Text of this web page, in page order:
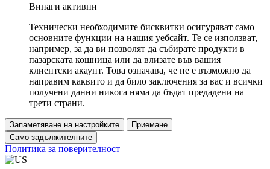
Винаги активни
Технически необходимите бисквитки осигуряват само
основните функции на нашия уебсайт. Те се използват,
например, за да ви позволят да събирате продукти в
пазарската кошница или да влизате във вашия
клиентски акаунт. Това означава, че не е възможно да
направим каквито и да било заключения за вас и всички
получени данни никога няма да бъдат предадени на
трети страни.
Запаметяване на настройките
Приемане
Само задължителните
Политика за поверителност